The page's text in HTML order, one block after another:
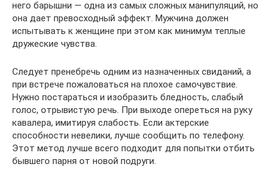
него барышни — одна из самых сложных манипуляций, но
она дает превосходный эффект. Мужчина должен
испытывать к женщине при этом как минимум теплые
дружеские чувства.
Следует пренебречь одним из назначенных свиданий, а
при встрече пожаловаться на плохое самочувствие.
Нужно постараться и изобразить бледность, слабый
голос, отрывистую речь. При выходе опереться на руку
кавалера, имитируя слабость. Если актерские
способности невелики, лучше сообщить по телефону.
Этот метод лучше всего подходит для попытки отбить
бывшего парня от новой подруги.